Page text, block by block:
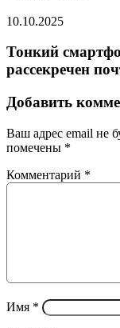
10.10.2025
Тонкий
рассекречен
Добавить
Ваш адрес email не
помечены *
Комментарий *
Имя *